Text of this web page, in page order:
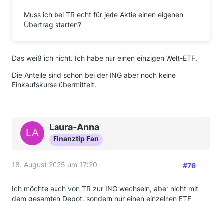
Muss ich bei TR echt für jede Aktie einen eigenen
Übertrag starten?
Das weiß ich nicht. Ich habe nur einen einzigen Welt-ETF.
Die Anteile sind schon bei der ING aber noch keine
Einkaufskurse übermittelt.
Laura-Anna
Finanztip Fan
18. August 2025 um 17:20 #76
Ich möchte auch von TR zur ING wechseln, aber nicht mit
dem gesamten Depot, sondern nur einen einzelnen ETF